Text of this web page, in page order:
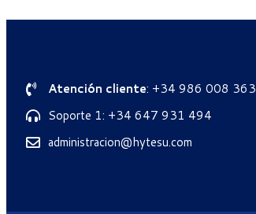
Atención cliente: +34 986 008 363
Soporte 1: +34 647 931 494
administracion@hytesu.com